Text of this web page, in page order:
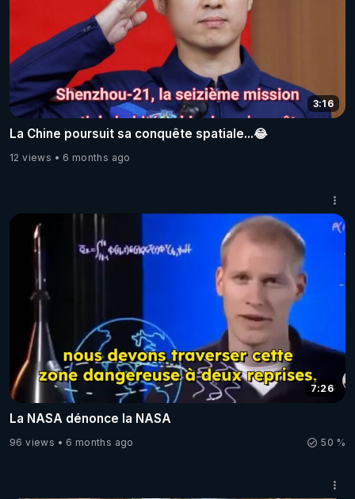
3:16
La Chine poursuit sa conquête spatiale...😂
12 views 6 months ago
7:26
La NASA dénonce la NASA
96 views 6 months ago 50 %